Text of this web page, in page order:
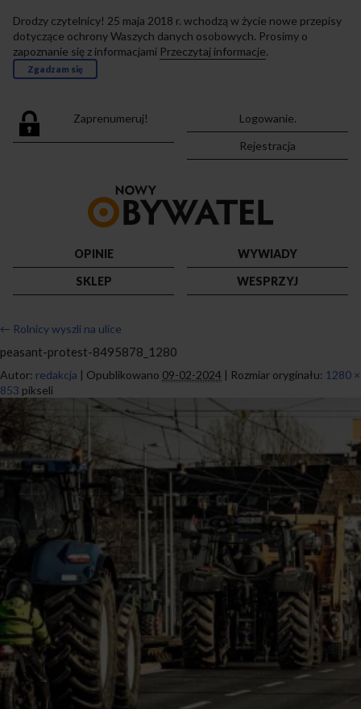
Drodzy czytelnicy! 25 maja 2018 r. wchodzą w życie nowe przepisy
dotyczące ochrony Waszych danych osobowych. Prosimy o
zapoznanie się z informacjami Przeczytaj informacje.
Zgadzam się
Zaprenumeruj!
Logowanie.
Rejestracja
strony
OPINIE
WYWIADY
SKLEP
WESPRZYJ
← Rolnicy wyszli na ulice
peasant-protest-8495878_1280
Autor: redakcja | Opublikowano 09-02-2024 | Rozmiar oryginału: 1280 ×
853 pikseli